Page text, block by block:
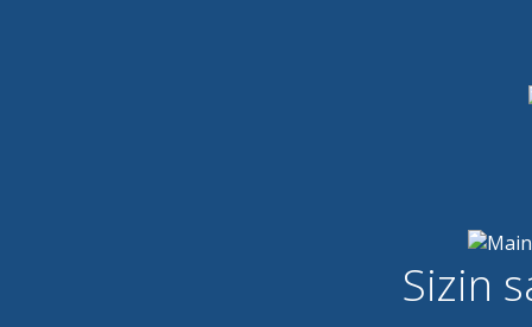
Sizin